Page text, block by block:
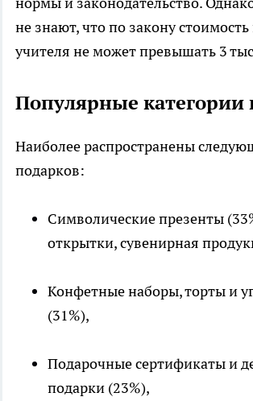
не знают, что по закону
учителя не может превышать 3
Популярные категории
Наиболее распространены
подарков:
Символические презенты
открытки, сувенирная
Конфетные наборы, торты и
(31%),
Подарочные сертификаты и
подарки (23%),